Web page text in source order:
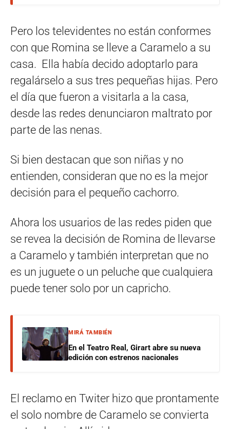
Pero los televidentes no están conformes
con que Romina se lleve a Caramelo a su
casa. Ella había decido adoptarlo para
regalárselo a sus tres pequeñas hijas. Pero
el día que fueron a visitarla a la casa,
desde las redes denunciaron maltrato por
parte de las nenas.
Si bien destacan que son niñas y no
entienden, consideran que no es la mejor
decisión para el pequeño cachorro.
Ahora los usuarios de las redes piden que
se revea la decisión de Romina de llevarse
a Caramelo y también interpretan que no
es un juguete o un peluche que cualquiera
puede tener solo por un capricho.
MIRÁ TAMBIÉN
En el Teatro Real, Girart abre su nueva
edición con estrenos nacionales
El reclamo en Twiter hizo que prontamente
el solo nombre de Caramelo se convierta